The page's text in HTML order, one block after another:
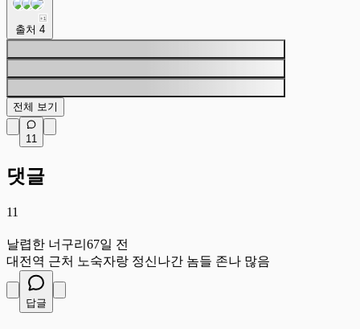
+1
출처 4
전체 보기
11
댓글
11
날렵한 너구리 67일 전
대전역 근처 노숙자랑 정신나간 놈들 존나 많음
답글